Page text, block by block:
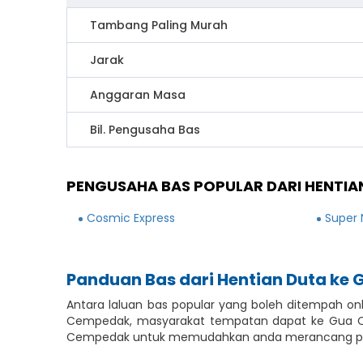
Tambang Paling Murah
Jarak
Anggaran Masa
Bil. Pengusaha Bas
PENGUSAHA BAS POPULAR DARI
Cosmic Express Super
Panduan Bas dari Hentian Duta ke
Antara laluan bas popular yang boleh ditempah
Cempedak, masyarakat tempatan dapat ke Gua
Cempedak untuk memudahkan anda merancang